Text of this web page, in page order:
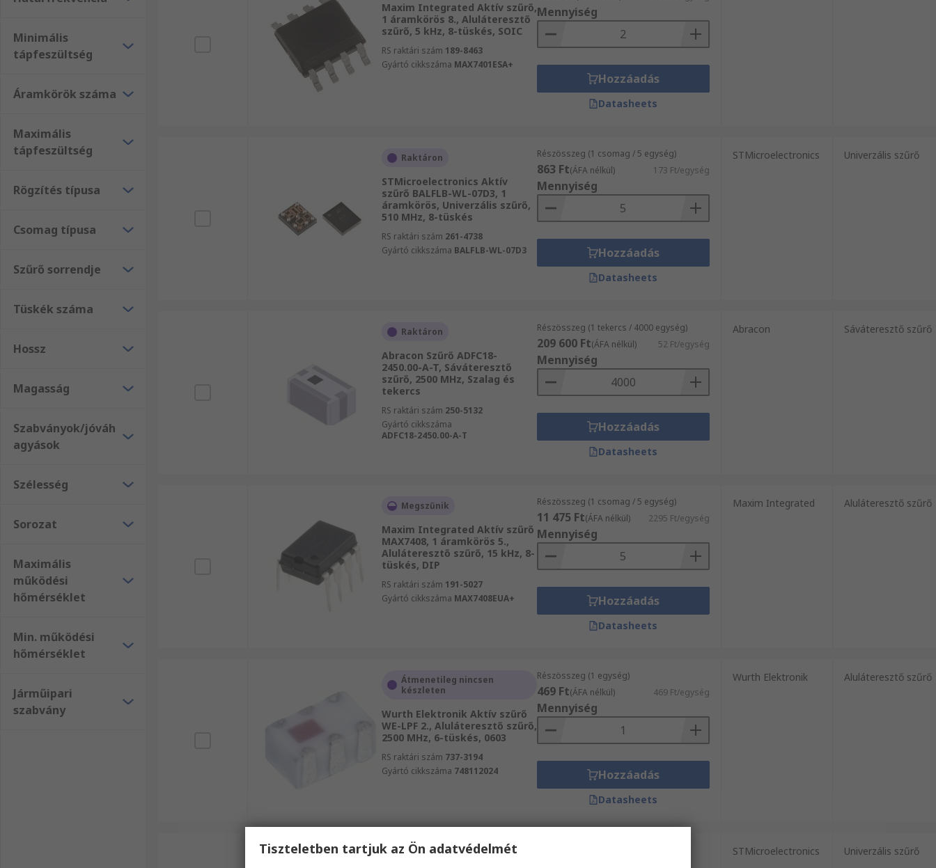
Minimális
tápfeszültség
Áramkörök száma
Maximális
tápfeszültség
Rögzítés típusa
Csomag típusa
Szűrő sorrendje
Tüskék száma
Hossz
Magasság
Szabványok/jóváh
agyások
Szélesség
Sorozat
Maximális
működési
hőmérséklet
Min. működési
hőmérséklet
Járműipari
szabvány
Maxim Integrated Aktív szűrő,
1 áramkörös 8., Aluláteresztő
szűrő, 5 kHz, 8-tüskés, SOIC
RS raktári szám 189-8463
Gyártó cikkszáma MAX7401ESA+
Mennyiség
Hozzáadás
Datasheets
Raktáron
STMicroelectronics Aktív
szűrő BALFLB-WL-07D3, 1
áramkörös, Univerzális szűrő,
510 MHz, 8-tüskés
RS raktári szám 261-4738
Gyártó cikkszáma BALFLB-WL-07D3
Részösszeg (1 csomag / 5 egység)
863 Ft(ÁFA nélkül) 173 Ft/egység
Mennyiség
Hozzáadás
Datasheets
STMicroelectronics Univerzális szűrő
Raktáron
Abracon Szűrő ADFC18-
2450.00-A-T, Sáváteresztő
szűrő, 2500 MHz, Szalag és
tekercs
RS raktári szám 250-5132
Gyártó cikkszáma
ADFC18-2450.00-A-T
Részösszeg (1 tekercs / 4000 egység)
209 600 Ft(ÁFA nélkül) 52 Ft/egység
Mennyiség
Hozzáadás
Datasheets
Abracon Sáváteresztő szűrő
Megszűnik
Maxim Integrated Aktív szűrő
MAX7408, 1 áramkörös 5.,
Aluláteresztő szűrő, 15 kHz, 8-
tüskés, DIP
RS raktári szám 191-5027
Gyártó cikkszáma MAX7408EUA+
Részösszeg (1 csomag / 5 egység)
11 475 Ft(ÁFA nélkül) 2295 Ft/egység
Mennyiség
Hozzáadás
Datasheets
Maxim Integrated Aluláteresztő szűrő
Átmenetileg nincsen
készleten
Wurth Elektronik Aktív szűrő
WE-LPF 2., Aluláteresztő szűrő,
2500 MHz, 6-tüskés, 0603
RS raktári szám 737-3194
Gyártó cikkszáma 748112024
Részösszeg (1 egység)
469 Ft(ÁFA nélkül) 469 Ft/egység
Mennyiség
Hozzáadás
Datasheets
Wurth Elektronik Aluláteresztő szűrő
Raktáron STMicroelectronics Univerzális szűrő
Tiszteletben tartjuk az Ön adatvédelmét